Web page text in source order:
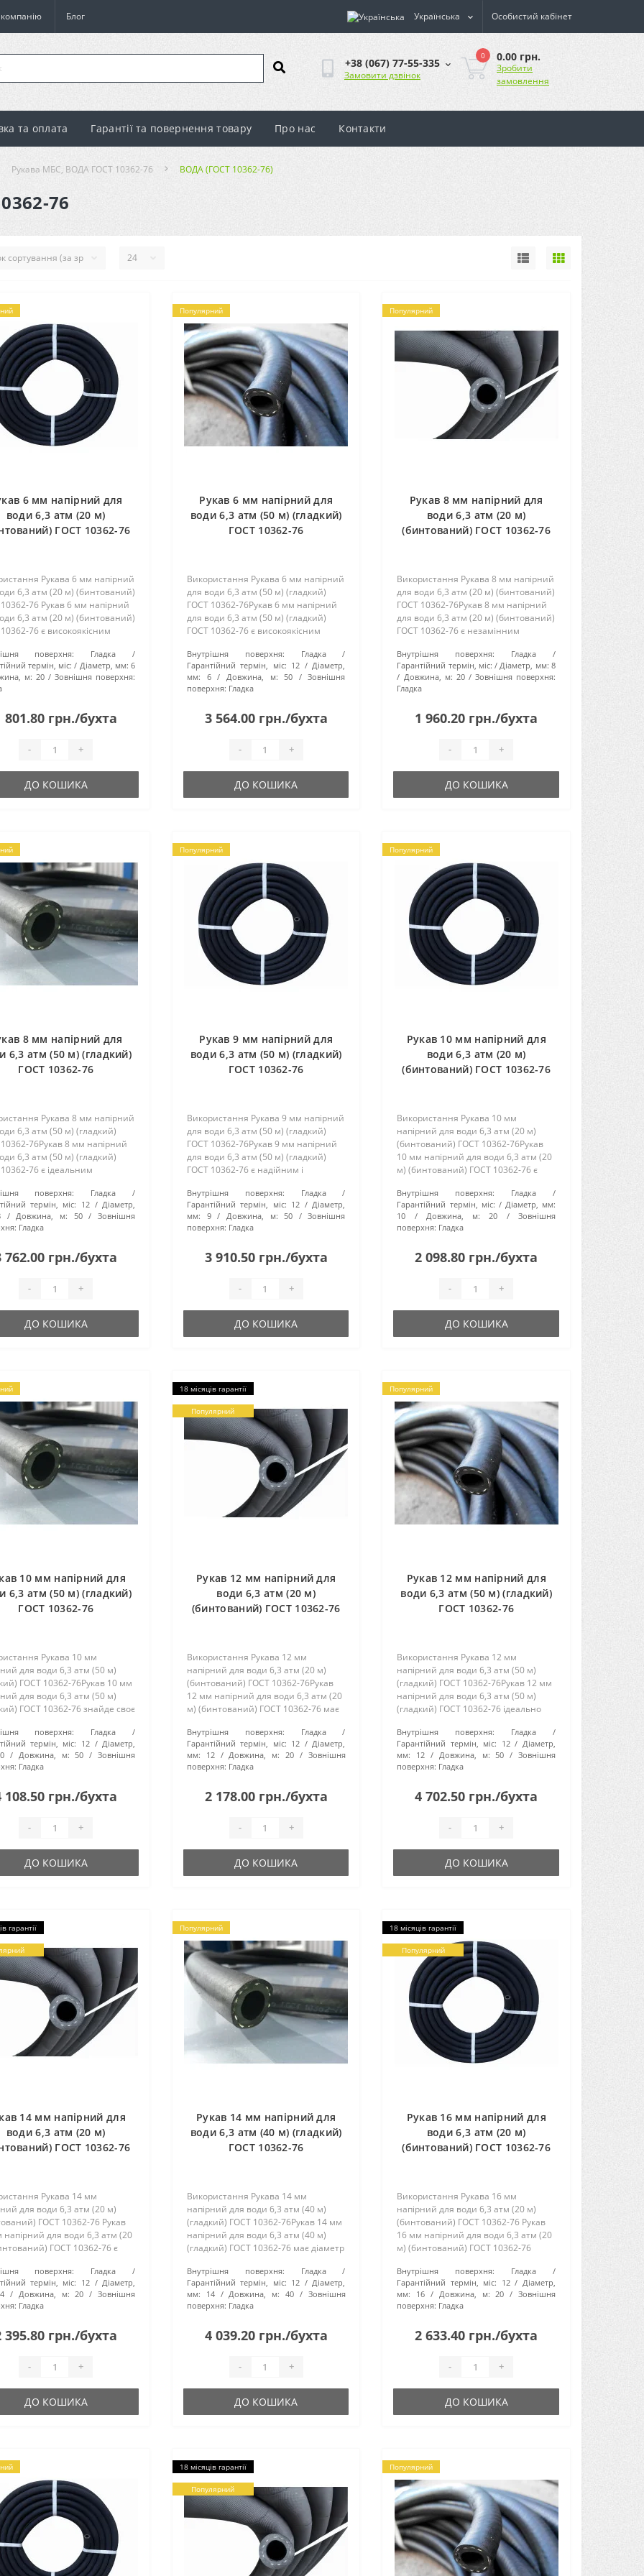
компанію Блог Українська Особистий кабінет
+38 (067) 77-55-335
Замовити дзвінок
0 0.00 грн.
Зробити
замовлення
та оплата Гарантії та повернення товару Про нас Контакти
Рукава МБС, ВОДА ГОСТ 10362-76 ВОДА (ГОСТ 10362-76)
76
6 мм напірний для
води 6,3 атм (20 м)
ГОСТ 10362-76
Рукава 6 мм напірний
6,3 атм (20 м) (бинтований)
76 Рукав 6 мм напірний
6,3 атм (20 м) (бинтований)
76 є високоякісним
води при тиску
атм. ..
поверхня:
Гладка
термін, міс:
Діаметр, мм: 6
м: 20
Зовнішня поверхня:
801.80 грн./бухта
- +
ДО КОШИКА
Популярний
Рукав 6 мм напірний для
води 6,3 атм (50 м) (гладкий)
ГОСТ 10362-76
Використання Рукава 6 мм напірний
для води 6,3 атм (50 м) (гладкий)
ГОСТ 10362-76Рукав 6 мм напірний
для води 6,3 атм (50 м) (гладкий)
ГОСТ 10362-76 є високоякісним
використання з водою. Завдяки
своїм атрибутам, цей рукав іде..
Внутрішня поверхня:
Гладка
Гарантійний термін, міс: 12
Діаметр,
мм:
6 Довжина, м: 50
Зовнішня
поверхня: Гладка
3 564.00 грн./бухта
- +
ДО КОШИКА
Популярний
Рукав 8 мм напірний для
води 6,3 атм (20 м)
(бинтований) ГОСТ 10362-76
Використання Рукава 8 мм напірний
для води 6,3 атм (20 м) (бинтований)
ГОСТ 10362-76Рукав 8 мм напірний
для води 6,3 атм (20 м) (бинтований)
ГОСТ 10362-76 є незамінним
водопостачання. Він забезпечує
безперебійне і ефективне подачу..
Внутрішня поверхня:
Гладка
Гарантійний термін, міс:
Діаметр, мм: 8
Довжина, м: 20
Зовнішня поверхня:
Гладка
1 960.20 грн./бухта
- +
ДО КОШИКА
8 мм напірний для
6,3 атм (50 м) (гладкий)
ГОСТ 10362-76
Рукава 8 мм напірний
6,3 атм (50 м) (гладкий)
76Рукав 8 мм напірний
6,3 атм (50 м) (гладкий)
76 є ідеальним
системах і системах
З його допомогою м..
поверхня:
Гладка
термін, міс: 12
Діаметр,
Довжина, м: 50
Зовнішня
Гладка
762.00 грн./бухта
- +
ДО КОШИКА
Популярний
Рукав 9 мм напірний для
води 6,3 атм (50 м) (гладкий)
ГОСТ 10362-76
Використання Рукава 9 мм напірний
для води 6,3 атм (50 м) (гладкий)
ГОСТ 10362-76Рукав 9 мм напірний
для води 6,3 атм (50 м) (гладкий)
ГОСТ 10362-76 є надійним і
транспортування води за високого
тиску. Він використовується в рі..
Внутрішня поверхня:
Гладка
Гарантійний термін, міс: 12
Діаметр,
мм:
9 Довжина, м: 50
Зовнішня
поверхня: Гладка
3 910.50 грн./бухта
- +
ДО КОШИКА
Популярний
Рукав 10 мм напірний для
води 6,3 атм (20 м)
(бинтований) ГОСТ 10362-76
Використання Рукава 10 мм
напірний для води 6,3 атм (20 м)
(бинтований) ГОСТ 10362-76Рукав
10 мм напірний для води 6,3 атм (20
м) (бинтований) ГОСТ 10362-76 є
транспортування води під тиском.
Завдяки своїм характеристикам і
від..
Внутрішня поверхня:
Гладка
Гарантійний термін, міс:
Діаметр, мм:
10
Довжина, м: 20
Зовнішня
поверхня: Гладка
2 098.80 грн./бухта
- +
ДО КОШИКА
10 мм напірний для
6,3 атм (50 м) (гладкий)
ГОСТ 10362-76
Рукава 10 мм
для води 6,3 атм (50 м)
ГОСТ 10362-76Рукав 10 мм
для води 6,3 атм (50 м)
ГОСТ 10362-76 знайде своє
підходить для
у промислових, ..
поверхня:
Гладка
термін, міс: 12
Діаметр,
Довжина, м: 50
Зовнішня
Гладка
108.50 грн./бухта
- +
ДО КОШИКА
18 місяців гарантії
Популярний
Рукав 12 мм напірний для
води 6,3 атм (20 м)
(бинтований) ГОСТ 10362-76
Використання Рукава 12 мм
напірний для води 6,3 атм (20 м)
(бинтований) ГОСТ 10362-76Рукав
12 мм напірний для води 6,3 атм (20
м) (бинтований) ГОСТ 10362-76 має
галузях промисловості, будівництва,
сільського господарства,..
Внутрішня поверхня:
Гладка
Гарантійний термін, міс: 12
Діаметр,
мм:
12 Довжина, м: 20
Зовнішня
поверхня: Гладка
2 178.00 грн./бухта
- +
ДО КОШИКА
Популярний
Рукав 12 мм напірний для
води 6,3 атм (50 м) (гладкий)
ГОСТ 10362-76
Використання Рукава 12 мм
напірний для води 6,3 атм (50 м)
(гладкий) ГОСТ 10362-76Рукав 12 мм
напірний для води 6,3 атм (50 м)
(гладкий) ГОСТ 10362-76 ідеально
будівництва, сільського
господарства і промисловості. В..
Внутрішня поверхня:
Гладка
Гарантійний термін, міс: 12
Діаметр,
мм:
12 Довжина, м: 50
Зовнішня
поверхня: Гладка
4 702.50 грн./бухта
- +
ДО КОШИКА
гарантії
14 мм напірний для
води 6,3 атм (20 м)
ГОСТ 10362-76
Рукава 14 мм
для води 6,3 атм (20 м)
ГОСТ 10362-76 Рукав
напірний для води 6,3 атм (20
ГОСТ 10362-76 є
для
води під тиском.
поверхня:
Гладка
термін, міс: 12
Діаметр,
Довжина, м: 20
Зовнішня
Гладка
395.80 грн./бухта
- +
ДО КОШИКА
Популярний
Рукав 14 мм напірний для
води 6,3 атм (40 м) (гладкий)
ГОСТ 10362-76
Використання Рукава 14 мм
напірний для води 6,3 атм (40 м)
(гладкий) ГОСТ 10362-76Рукав 14 мм
напірний для води 6,3 атм (40 м)
(гладкий) ГОСТ 10362-76 має діаметр
атмосфер. Зовнішня та внутрішня
поверхні рукава гладкі. Ви..
Внутрішня поверхня:
Гладка
Гарантійний термін, міс: 12
Діаметр,
мм:
14 Довжина, м: 40
Зовнішня
поверхня: Гладка
4 039.20 грн./бухта
- +
ДО КОШИКА
18 місяців гарантії
Популярний
Рукав 16 мм напірний для
води 6,3 атм (20 м)
(бинтований) ГОСТ 10362-76
Використання Рукава 16 мм
напірний для води 6,3 атм (20 м)
(бинтований) ГОСТ 10362-76 Рукав
16 мм напірний для води 6,3 атм (20
м) (бинтований) ГОСТ 10362-76
перекачування води під тиском. Цей
рукав має діаметр 16 мм і робочий
ти..
Внутрішня поверхня:
Гладка
Гарантійний термін, міс: 12
Діаметр,
мм:
16 Довжина, м: 20
Зовнішня
поверхня: Гладка
2 633.40 грн./бухта
- +
ДО КОШИКА
18 місяців гарантії
Популярний
Популярний